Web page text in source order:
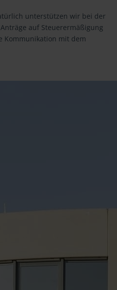
unterstützen wir bei der
auf Steuerermäßigung
Kommunikation mit dem